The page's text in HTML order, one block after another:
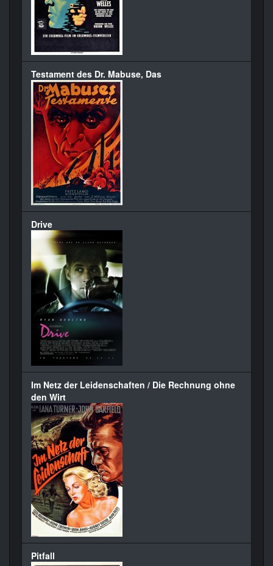
Testament des Dr. Mabuse, Das
Drive
Im Netz der Leidenschaften / Die Rechnung ohne
den Wirt
Pitfall